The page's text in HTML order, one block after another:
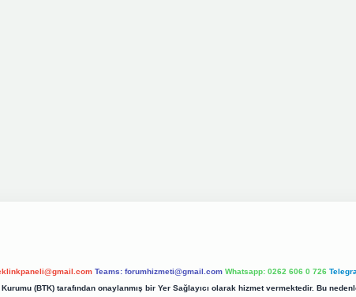
Teams: forumhizmeti@gmail.com Whatsapp: 0262 606 0 726
(BTK) tarafından onaylanmış bir Yer Sağlayıcı olarak hizmet vermektedir. Bu